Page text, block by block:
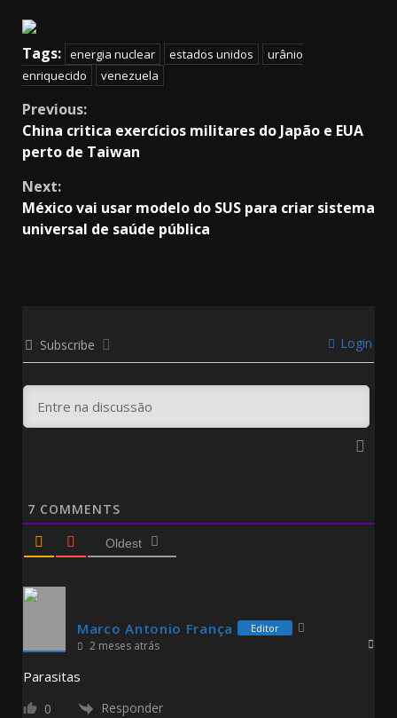
Tags: energia nuclear estados unidos
urânio
enriquecido
venezuela
Continue
Reading
Previous:
China critica exercícios militares do Japão e EUA
perto de Taiwan
Next:
México vai usar modelo do SUS para criar sistema
universal de saúde pública
Subscribe Login
7 COMMENTS
Oldest
Marco Antonio França Editor
2 meses atrás
Parasitas
0 Responder